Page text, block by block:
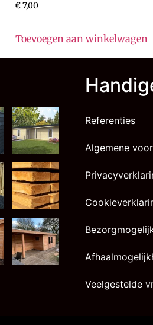
€7,00
Toevoegen aan winkelwagen
Referenties
Algemene
Veelgestelde